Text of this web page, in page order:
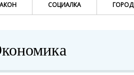
СОЦИАЛКА ГОРОД